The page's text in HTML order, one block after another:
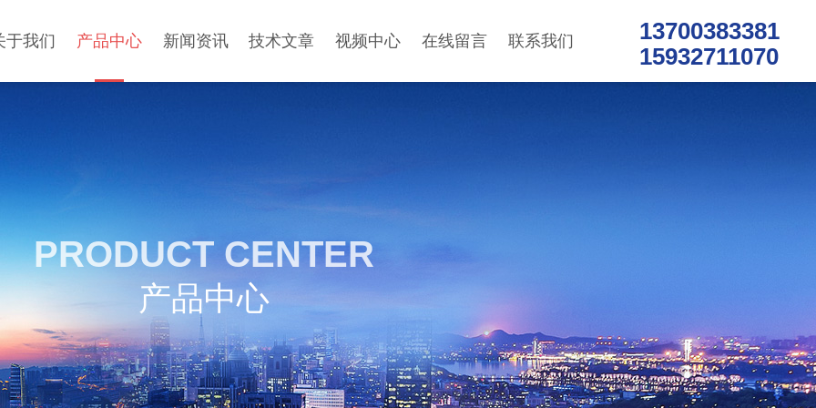
于我们 产品中心 新闻资讯 技术文章 视频中心 在线留言 联系我们
13700383381
15932711070
PRODUCT CENTER
产品中心